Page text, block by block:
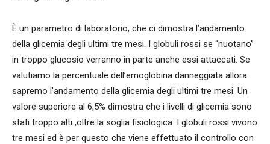
È un parametro di laboratorio, che ci dimostra l’andamento
della glicemia degli ultimi tre mesi. I globuli rossi se “nuotano”
in troppo glucosio verranno in parte anche essi attaccati. Se
valutiamo la percentuale dell’emoglobina danneggiata allora
sapremo l’andamento della glicemia degli ultimi tre mesi. Un
valore superiore al 6,5% dimostra che i livelli di glicemia sono
stati troppo alti ,oltre la soglia fisiologica. I globuli rossi vivono
tre mesi ed è per questo che viene effettuato il controllo con